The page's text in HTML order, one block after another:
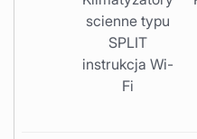
scienne typu
SPLIT
instrukcja Wi-
Fi